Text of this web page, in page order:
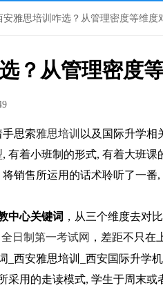
安雅思培训咋选？从管理密度等维度
？从管理密度
思索雅思培训 以及国际升学相
有着小班制的形式, 有着大班
销售所运用的话术聆听了一
中心关键词 ，从三个维度去对比
全日制 第一考试网 ，差距不只在
采用的走读模式, 学生于周末